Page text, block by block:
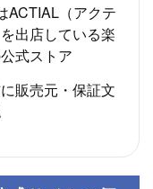
ACTIAL（アクテ
出店している楽
式ストア
販売元・保証文